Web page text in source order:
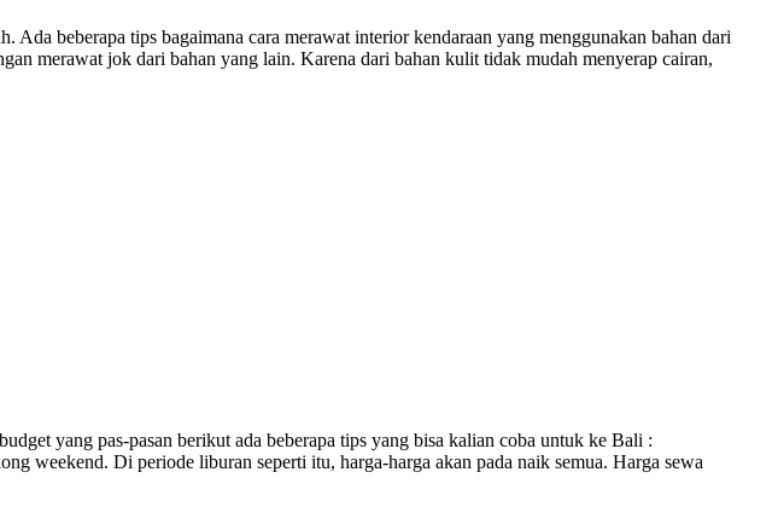
beberapa tips bagaimana cara merawat interior kendaraan yang menggunakan bahan dari
merawat jok dari bahan yang lain. Karena dari bahan kulit tidak mudah menyerap cairan,
yang pas-pasan berikut ada beberapa tips yang bisa kalian coba untuk ke Bali :
weekend. Di periode liburan seperti itu, harga-harga akan pada naik semua. Harga sewa